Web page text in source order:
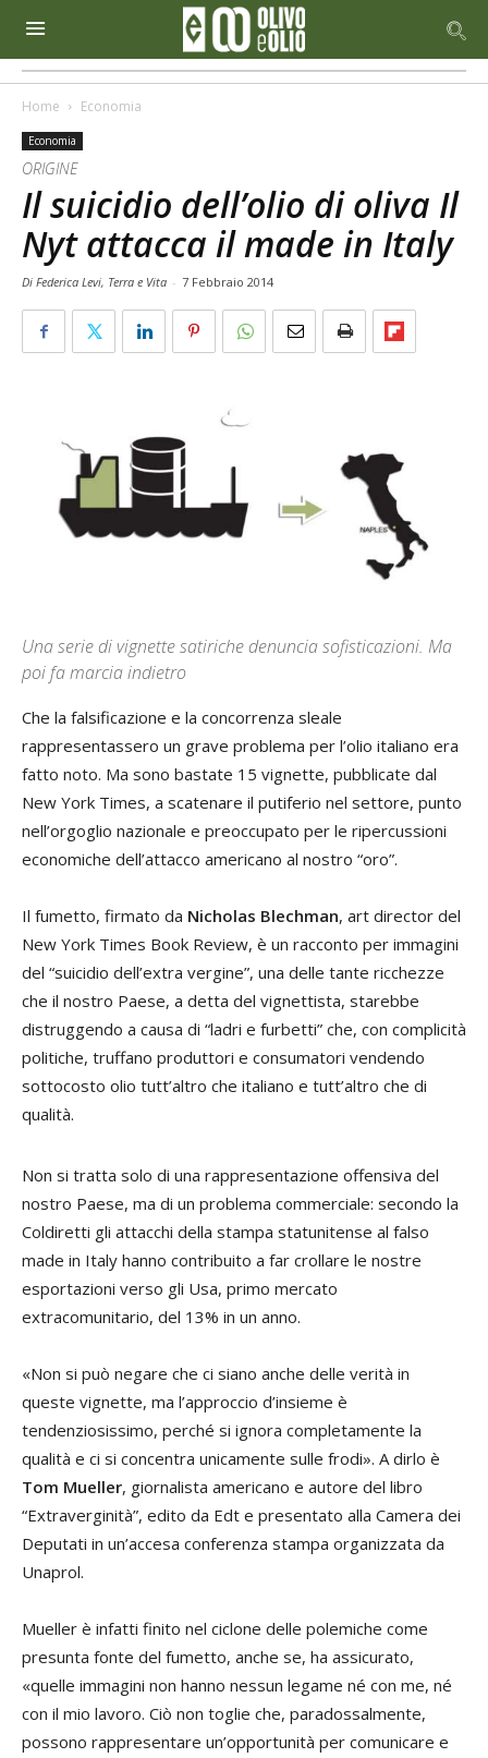
Home Economia
Economia
ORIGINE
Il suicidio dell’olio di oliva Il
Nyt attacca il made in Italy
Di Federica Levi, Terra e Vita - 7 Febbraio 2014
Una serie di vignette satiriche denuncia sofisticazioni. Ma
poi fa marcia indietro
Che la falsificazione e la concorrenza sleale
rappresentassero un grave problema per l’olio italiano era
fatto noto. Ma sono bastate 15 vignette, pubblicate dal
New York Times, a scatenare il putiferio nel settore, punto
nell’orgoglio nazionale e preoccupato per le ripercussioni
economiche dell’attacco americano al nostro “oro”.
Il fumetto, firmato da Nicholas Blechman, art director del
New York Times Book Review, è un racconto per immagini
del “suicidio dell’extra vergine”, una delle tante ricchezze
che il nostro Paese, a detta del vignettista, starebbe
distruggendo a causa di “ladri e furbetti” che, con complicità
politiche, truffano produttori e consumatori vendendo
sottocosto olio tutt’altro che italiano e tutt’altro che di
qualità.
Non si tratta solo di una rappresentazione offensiva del
nostro Paese, ma di un problema commerciale: secondo la
Coldiretti gli attacchi della stampa statunitense al falso
made in Italy hanno contribuito a far crollare le nostre
esportazioni verso gli Usa, primo mercato
extracomunitario, del 13% in un anno.
«Non si può negare che ci siano anche delle verità in
queste vignette, ma l’approccio d’insieme è
tendenziosissimo, perché si ignora completamente la
qualità e ci si concentra unicamente sulle frodi». A dirlo è
Tom Mueller, giornalista americano e autore del libro
“Extraverginità”, edito da Edt e presentato alla Camera dei
Deputati in un’accesa conferenza stampa organizzata da
Unaprol.
Mueller è infatti finito nel ciclone delle polemiche come
presunta fonte del fumetto, anche se, ha assicurato,
«quelle immagini non hanno nessun legame né con me, né
con il mio lavoro. Ciò non toglie che, paradossalmente,
possono rappresentare un’opportunità per comunicare e